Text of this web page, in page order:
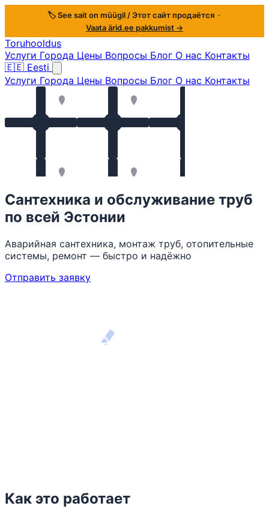
🏷️ See sait on müügil / Этот сайт продаётся ·
Vaata ärid.ee pakkumist →
Toruhooldus
Услуги Города Цены Вопросы Блог О нас Контакты
🇪🇪 Eesti
Услуги Города Цены Вопросы Блог О нас Контакты
Сантехника и обслуживание труб
по всей Эстонии
Аварийная сантехника, монтаж труб, отопительные
системы, ремонт — быстро и надёжно
Отправить заявку
Как это работает